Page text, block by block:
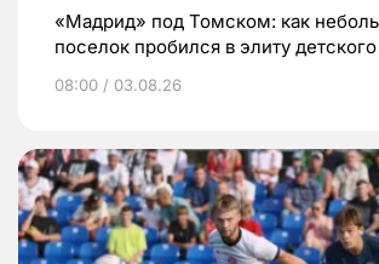
«Мадрид» под Томском: как
поселок пробился в элиту
08:00 / 03.08.26